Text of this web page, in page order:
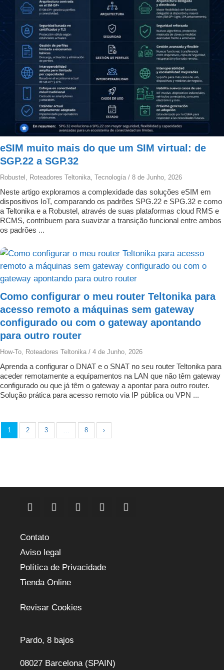
eSIM muito mais do que um SIM virtual: de
SGP.22 a SGP.32
Robustel , Roteadores Teltonika, Tecnología / 8 de Junho, 2026
Neste artigo exploramos a complexidade das soluções eSIM em
dispositivos IoT, comparando os padrões SPG.22 e SPG.32 e como
a Teltonika e a Robustel, através de suas plataformas cloud RMS e
RCMS, contribuem para suavizar a transição funcional entre ambos
os padrões ...
Como configurar o meu router Teltonika para
acesso remoto a máquinas sem gateway
configurado ou com o gateway apontando
para outro router
How-To, Roteadores Teltonika / 4 de Junho, 2026
Aprenda a configurar o DNAT e o SNAT no seu router Teltonika para
aceder remotamente a equipamentos na LAN que não têm gateway
configurado ou que já têm o gateway a apontar para outro router.
Solução prática para acesso remoto via IP pública ou VPN ...
1 2 3 … 8 ›
Contato
Aviso legal
Política de Privacidade
Tienda Online
Revisar Cookies
Pardo, 8 bajos
08027 Barcelona (SPAIN)